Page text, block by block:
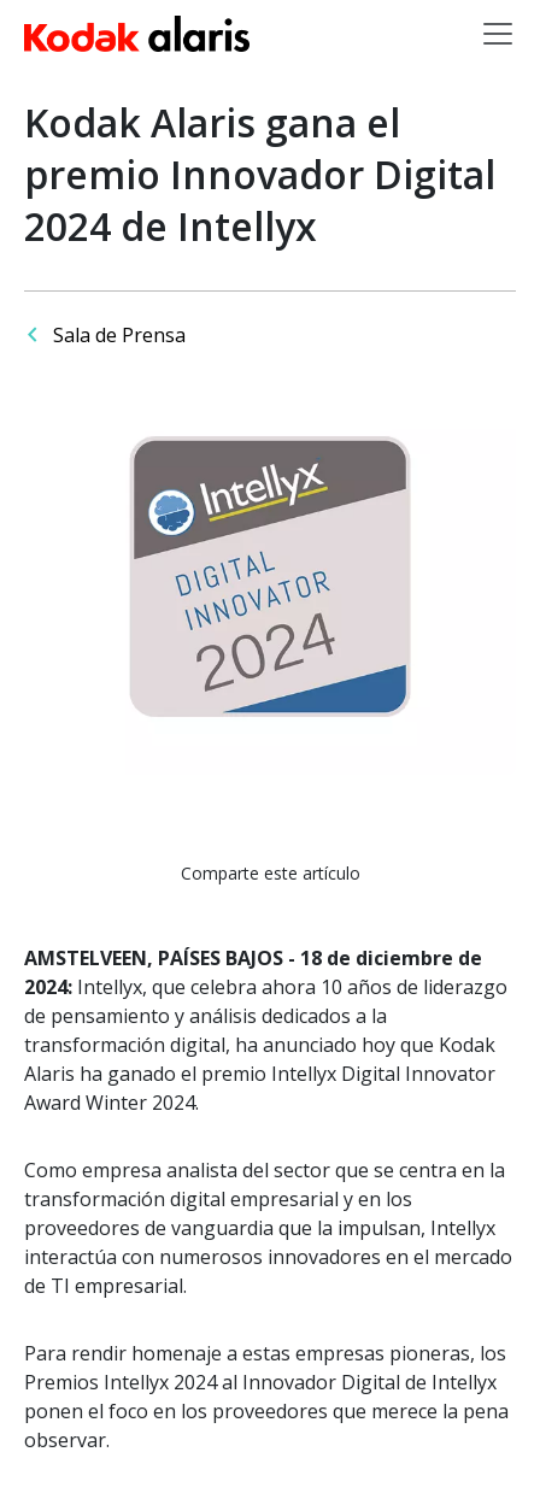
Skip to main content
Kodak Alaris gana el
premio Innovador Digital
2024 de Intellyx
Sala de Prensa
Comparte este artículo
AMSTELVEEN, PAÍSES BAJOS - 18 de diciembre de
2024: Intellyx, que celebra ahora 10 años de liderazgo
de pensamiento y análisis dedicados a la
transformación digital, ha anunciado hoy que Kodak
Alaris ha ganado el premio Intellyx Digital Innovator
Award Winter 2024.
Como empresa analista del sector que se centra en la
transformación digital empresarial y en los
proveedores de vanguardia que la impulsan, Intellyx
interactúa con numerosos innovadores en el mercado
de TI empresarial.
Para rendir homenaje a estas empresas pioneras, los
Premios Intellyx 2024 al Innovador Digital de Intellyx
ponen el foco en los proveedores que merece la pena
observar.